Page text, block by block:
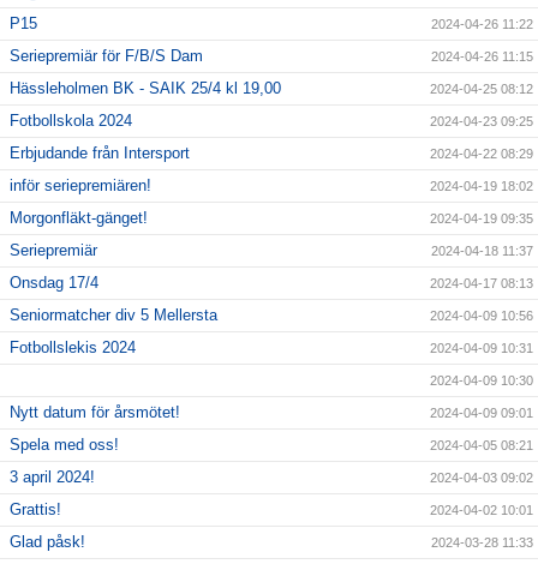
P15 2024-04-26 11:22
Seriepremiär för F/B/S Dam 2024-04-26 11:15
Hässleholmen BK - SAIK 25/4 kl 19,00 2024-04-25 08:12
Fotbollskola 2024 2024-04-23 09:25
Erbjudande från Intersport 2024-04-22 08:29
inför seriepremiären! 2024-04-19 18:02
Morgonfläkt-gänget! 2024-04-19 09:35
Seriepremiär 2024-04-18 11:37
Onsdag 17/4 2024-04-17 08:13
Seniormatcher div 5 Mellersta 2024-04-09 10:56
Fotbollslekis 2024 2024-04-09 10:31
2024-04-09 10:30
Nytt datum för årsmötet! 2024-04-09 09:01
Spela med oss! 2024-04-05 08:21
3 april 2024! 2024-04-03 09:02
Grattis! 2024-04-02 10:01
Glad påsk! 2024-03-28 11:33